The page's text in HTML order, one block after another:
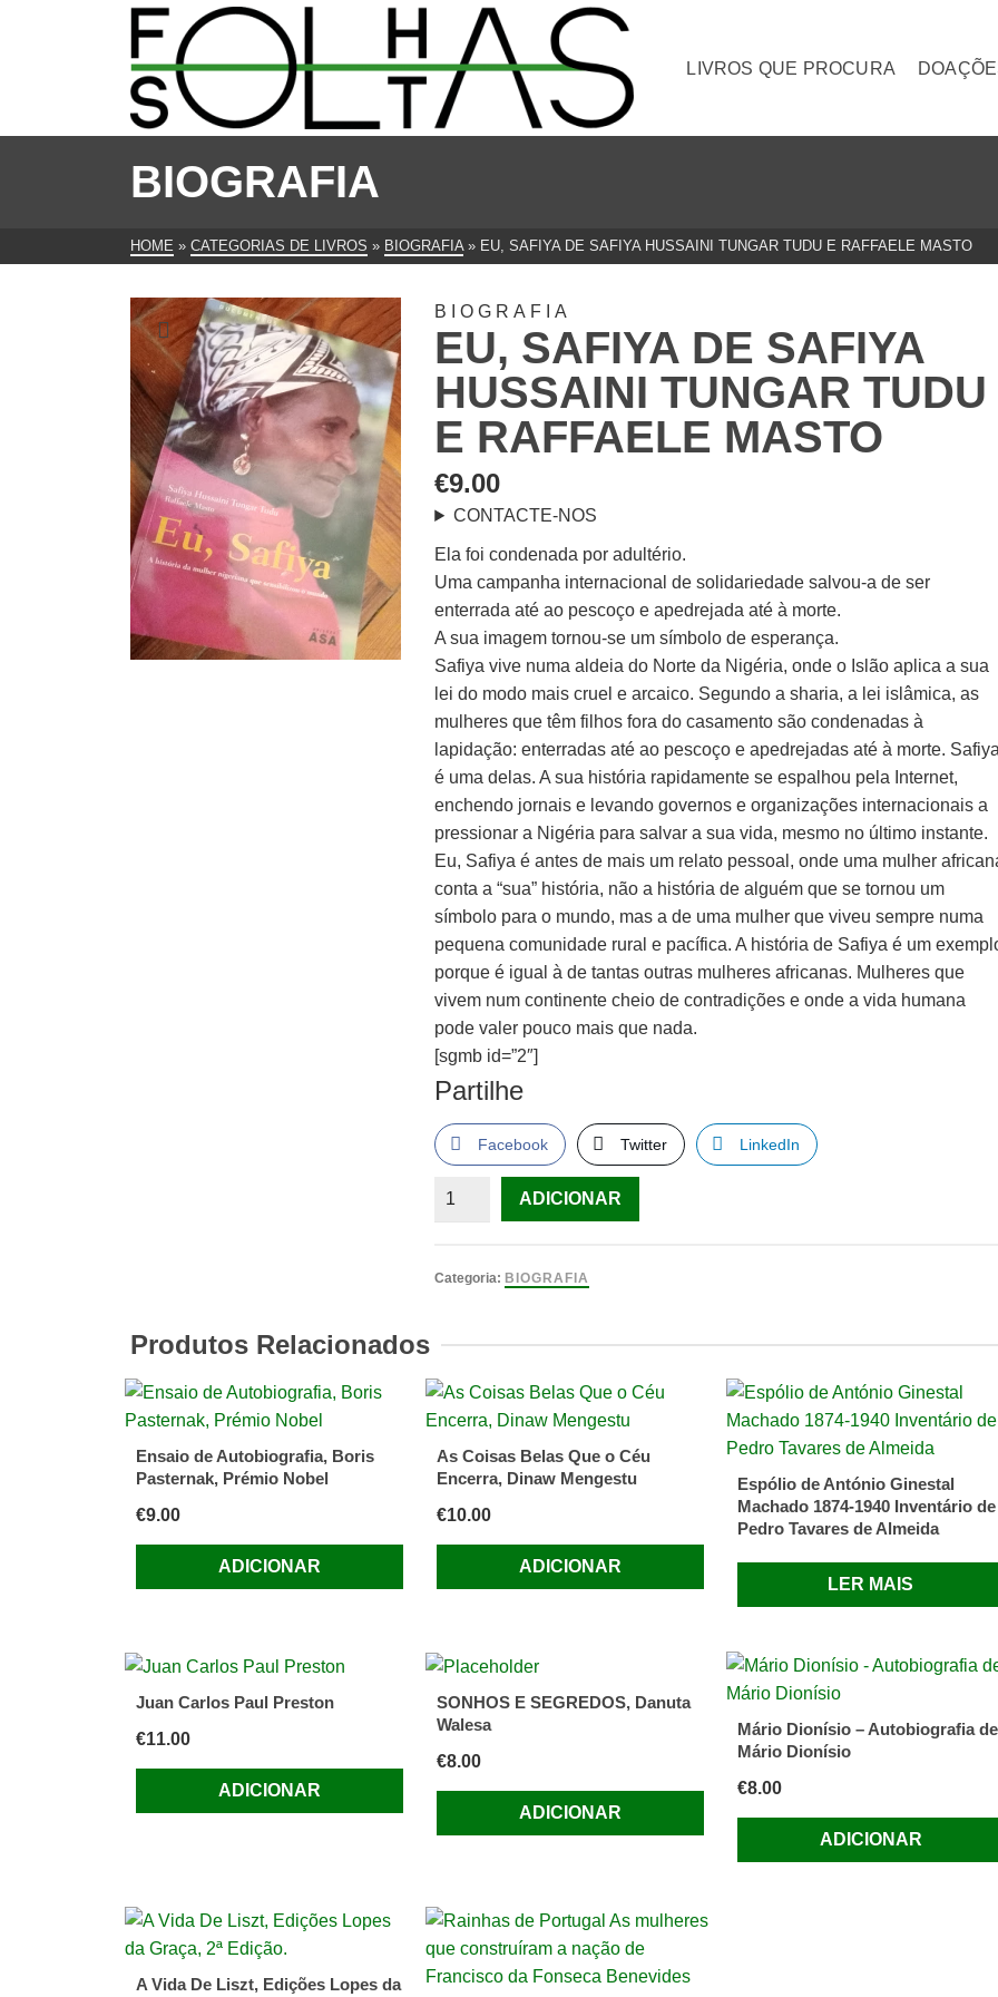
LIVROS QUE PROCURA
BIOGRAFIA
HOME » CATEGORIAS DE LIVROS » BIOGRAFIA » EU, SAFIYA DE SAFIYA HUSSAINI TUNGAR TUDU E RAFFAELE MASTO
BIOGRAFIA
EU, SAFIYA DE SAFIYA
HUSSAINI TUNGAR TUDU
E RAFFAELE MASTO
€9.00
CONTACTE-NOS
Ela foi condenada por adultério.
Uma campanha internacional de solidariedade salvou-a de ser
enterrada até ao pescoço e apedrejada até à morte.
A sua imagem tornou-se um símbolo de esperança.
Safiya vive numa aldeia do Norte da Nigéria, onde o Islão aplica a sua
lei do modo mais cruel e arcaico. Segundo a sharia, a lei islâmica, as
mulheres que têm filhos fora do casamento são condenadas à
lapidação: enterradas até ao pescoço e apedrejadas até à morte. Safiya
é uma delas. A sua história rapidamente se espalhou pela Internet,
enchendo jornais e levando governos e organizações internacionais a
pressionar a Nigéria para salvar a sua vida, mesmo no último instante.
Eu, Safiya é antes de mais um relato pessoal, onde uma mulher
conta a “sua” história, não a história de alguém que se tornou um
símbolo para o mundo, mas a de uma mulher que viveu sempre numa
pequena comunidade rural e pacífica. A história de Safiya é um
porque é igual à de tantas outras mulheres africanas. Mulheres que
vivem num continente cheio de contradições e onde a vida humana
pode valer pouco mais que nada.
[sgmb id=”2″]
Partilhe
Facebook Twitter LinkedIn
Quantidade
Safiya
Tungar
Tudu
Raffaele
ADICIONAR
Categoria: BIOGRAFIA
Produtos Relacionados
Ensaio de Autobiografia, Boris
Pasternak, Prémio Nobel
€9.00
ADICIONAR
As Coisas Belas Que o Céu
Encerra, Dinaw Mengestu
€10.00
ADICIONAR
Espólio de António Ginestal
Machado 1874-1940 Inventário de
Pedro Tavares de Almeida
LER MAIS
Juan Carlos Paul Preston
€11.00
ADICIONAR
SONHOS E SEGREDOS, Danuta
Walesa
€8.00
ADICIONAR
Mário Dionísio – Autobiografia de
Mário Dionísio
€8.00
ADICIONAR
A Vida De Liszt, Edições Lopes da